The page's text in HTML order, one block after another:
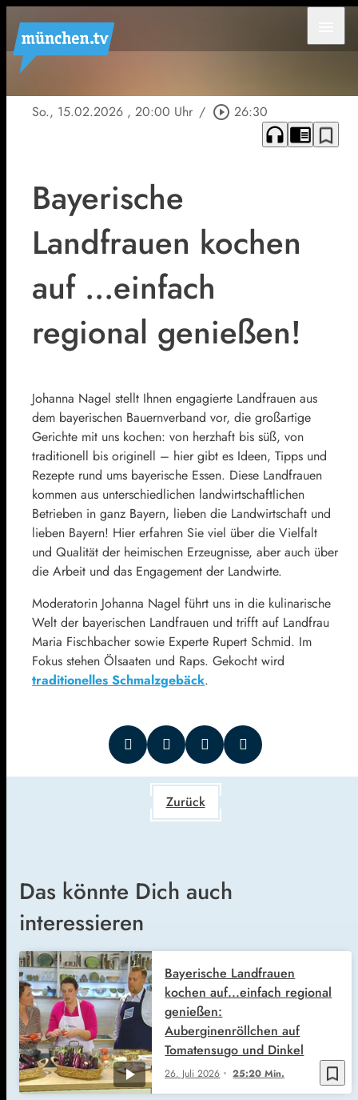
So., 15.02.2026 , 20:00 Uhr / play_circle_outline 26:30
headphones chrome_reader_mode bookmark_border
Bayerische
Landfrauen kochen
auf ...einfach
regional genießen!
Johanna Nagel stellt Ihnen engagierte Landfrauen aus
dem bayerischen Bauernverband vor, die großartige
Gerichte mit uns kochen: von herzhaft bis süß, von
traditionell bis originell – hier gibt es Ideen, Tipps und
Rezepte rund ums bayerische Essen. Diese Landfrauen
kommen aus unterschiedlichen landwirtschaftlichen
Betrieben in ganz Bayern, lieben die Landwirtschaft und
lieben Bayern! Hier erfahren Sie viel über die Vielfalt
und Qualität der heimischen Erzeugnisse, aber auch über
die Arbeit und das Engagement der Landwirte.
Moderatorin Johanna Nagel führt uns in die kulinarische
Welt der bayerischen Landfrauen und trifft auf Landfrau
Maria Fischbacher sowie Experte Rupert Schmid. Im
Fokus stehen Ölsaaten und Raps. Gekocht wird
traditionelles Schmalzgebäck.
Zurück
Das könnte Dich auch
interessieren
bookmark_border
26. Juli 2026 25:20 Min.
Bayerische Landfrauen
kochen auf...einfach regional
genießen:
Auberginenröllchen auf
Tomatensugo und Dinkel